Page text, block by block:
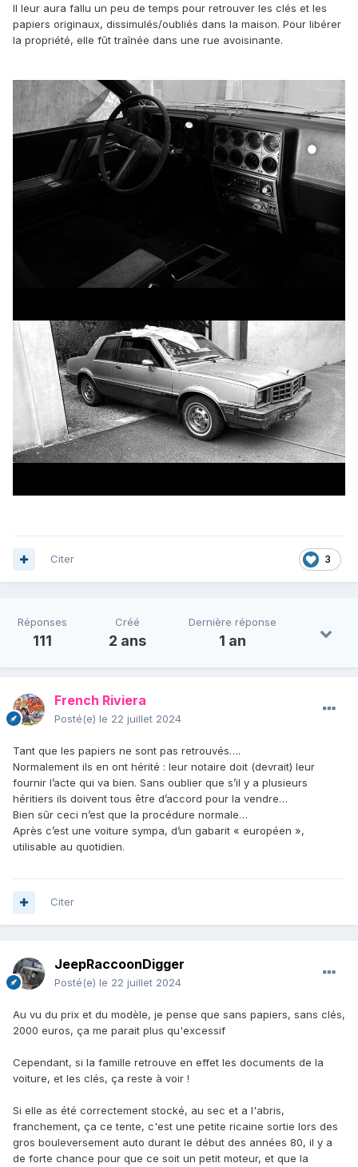
Il leur aura fallu un peu de temps pour retrouver les clés et les
papiers originaux, dissimulés/oubliés dans la maison. Pour libérer
la propriété, elle fût traînée dans une rue avoisinante.
3
Citer
Réponses
111
Créé
2 ans
Dernière réponse
1 an
French Riviera
Posté(e) le 22 juillet 2024
Tant que les papiers ne sont pas retrouvés….
Normalement ils en ont hérité : leur notaire doit (devrait) leur
fournir l’acte qui va bien. Sans oublier que s’il y a plusieurs
héritiers ils doivent tous être d’accord pour la vendre…
Bien sûr ceci n’est que la procédure normale…
Après c’est une voiture sympa, d’un gabarit « européen »,
utilisable au quotidien.
Citer
JeepRaccoonDigger
Posté(e) le 22 juillet 2024
Au vu du prix et du modèle, je pense que sans papiers, sans clés,
2000 euros, ça me parait plus qu'excessif
Cependant, si la famille retrouve en effet les documents de la
voiture, et les clés, ça reste à voir !
Si elle as été correctement stocké, au sec et a l'abris,
franchement, ça ce tente, c'est une petite ricaine sortie lors des
gros bouleversement auto durant le début des années 80, il y a
de forte chance pour que ce soit un petit moteur, et que la